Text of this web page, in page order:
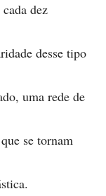
dez
desse tipo
uma rede de
se tornam